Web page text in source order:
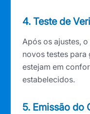
4. Teste de
Após os ajustes,
novos testes para
estejam em
estabelecidos.
5. Emissão do